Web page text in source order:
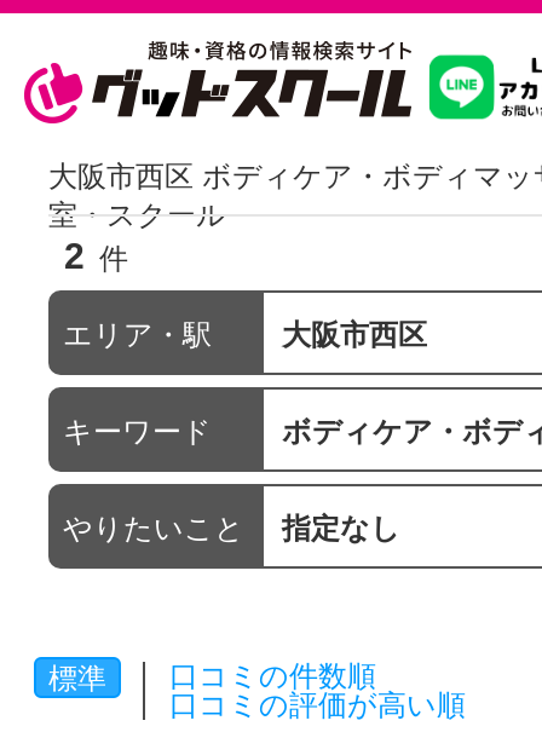
習いたいこ
駅・路線か
通信講座を
やりたいこ
大阪市西区 ボディケア・ボディマ
室・スクール
2 件
エリア・駅 大阪市西区
キーワード ボディケア・ボディ
やりたいこと 指定なし
標準
口コミの件数順
口コミの評価が高い順